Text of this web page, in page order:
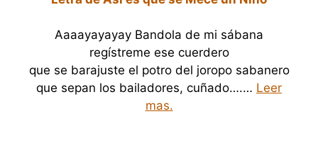
Aaaayayayay Bandola de mi sábana
regístreme ese cuerdero
que se barajuste el potro del joropo sabanero
que sepan los bailadores, cuñado….… Leer
mas.